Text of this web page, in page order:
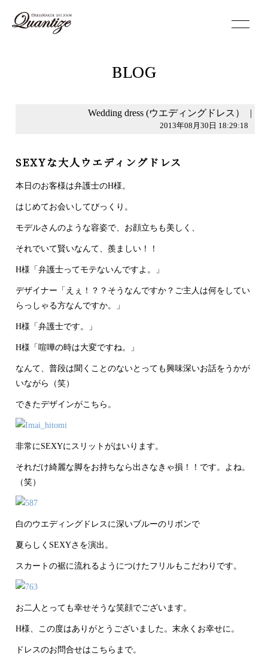
BLOG
Wedding dress (ウエディングドレス） |
2013年08月30日 18:29:18
SEXYな大人ウエディングドレス
本日のお客様は弁護士のH様。
はじめてお会いしてびっくり。
モデルさんのような容姿で、お顔立ちも美しく、
それでいて賢いなんて、羨ましい！！
H様「弁護士ってモテないんですよ。」
デザイナー「えぇ！？？そうなんですか？ご主人は何をしてい
らっしゃる方なんですか。」
H様「弁護士です。」
H様「喧嘩の時は大変ですね。」
なんて、普段は聞くことのないとっても興味深いお話をうかが
いながら（笑）
できたデザインがこちら。
非常にSEXYにスリットがはいります。
それだけ綺麗な脚をお持ちなら出さなきゃ損！！です。よね。
（笑）
白のウエディングドレスに深いブルーのリボンで
夏らしくSEXYさを演出。
スカートの裾に流れるようにつけたフリルもこだわりです。
お二人とっても幸せそうな笑顔でございます。
H様、この度はありがとうございました。末永くお幸せに。
ドレスのお問合せはこちらまで。